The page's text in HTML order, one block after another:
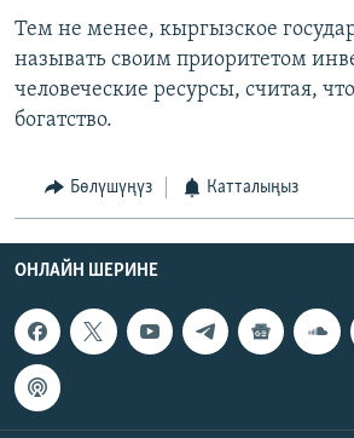
Тем не менее, кыргызское
называть своим приоритетом
человеческие ресурсы, считая,
богатство.
Бөлүшүңүз Катталыңыз
ОНЛАЙН ШЕРИНЕ